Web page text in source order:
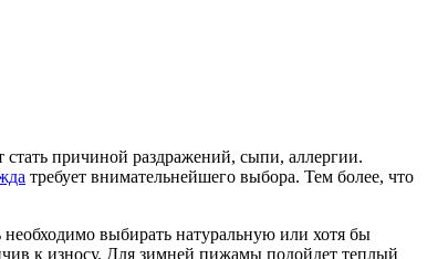
стать причиной раздражений, сыпи, аллергии.
требует внимательнейшего выбора. Тем более, что
выбирать натуральную или хотя бы
к износу. Для зимней пижамы подойдет теплый